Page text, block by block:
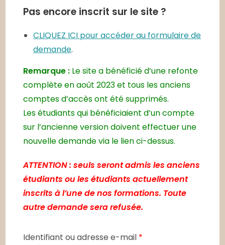
Pas encore inscrit sur le site ?
CLIQUEZ ICI pour accéder au formulaire de
demande.
Remarque : Le site a bénéficié d’une refonte
complète en août 2023 et tous les anciens
comptes d’accès ont été supprimés.
Les étudiants qui bénéficiaient d’un compte
sur l’ancienne version doivent effectuer une
nouvelle demande via le lien ci-dessus.
ATTENTION : seuls seront admis les anciens
étudiants ou les étudiants actuellement
inscrits à l’une de nos formations. Toute
autre demande sera refusée.
Identifiant ou adresse e-mail *